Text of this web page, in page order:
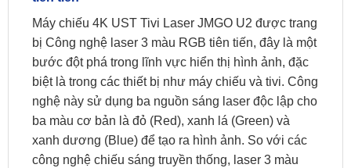
Máy chiếu 4K UST Tivi Laser JMGO U2 được trang
bị Công nghệ laser 3 màu RGB tiên tiến, đây là một
bước đột phá trong lĩnh vực hiển thị hình ảnh, đặc
biệt là trong các thiết bị như máy chiếu và tivi. Công
nghệ này sử dụng ba nguồn sáng laser độc lập cho
ba màu cơ bản là đỏ (Red), xanh lá (Green) và
xanh dương (Blue) để tạo ra hình ảnh. So với các
công nghệ chiếu sáng truyền thống, laser 3 màu